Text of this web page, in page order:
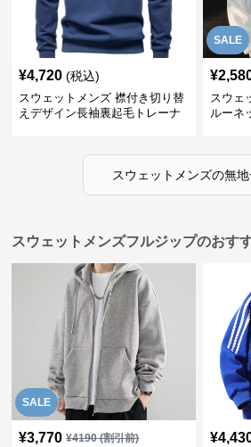
¥4,720 (税込)
スウェットメンズ 襟付き切り替
えデザイン長袖裏起毛トレーナ
SALE
¥
スウェ
ルーネ
スウェットメンズの無地
スウェットメンズフルジップのおす
SALE
¥3,770 ¥4190(割引前) ¥